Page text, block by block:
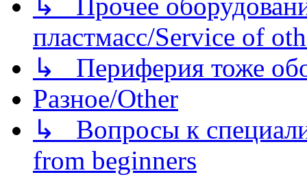
↳ Прочее
пластмасс/Service of
↳ Периферия тоже
Разное/Other
↳ Вопросы к
from beginners